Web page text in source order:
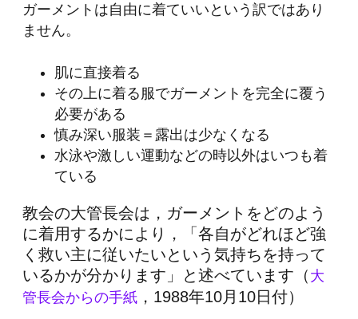
ガーメントは自由に着ていいという訳ではあり
ません。
肌に直接着る
その上に着る服でガーメントを完全に覆う
必要がある
慎み深い服装＝露出は少なくなる
水泳や激しい運動などの時以外はいつも着
ている
教会の大管長会は，ガーメントをどのよう
に着用するかにより，
「各自がどれほど強
く救い主に従いたいという気持ちを持って
いるかが分かります 」と述べています（ 大
管長会からの手紙 ，1988年10月10日付）